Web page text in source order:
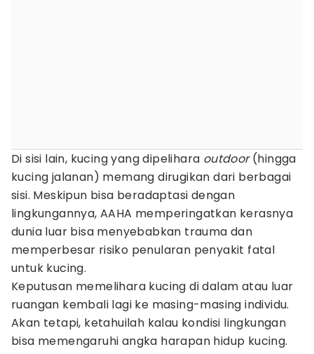
Di sisi lain, kucing yang dipelihara outdoor(hingga
kucing jalanan) memang dirugikan dari berbagai
sisi. Meskipun bisa beradaptasi dengan
lingkungannya, AAHA memperingatkan kerasnya
dunia luar bisa menyebabkan trauma dan
memperbesar risiko penularan penyakit fatal
untuk kucing.
Keputusan memelihara kucing di dalam atau luar
ruangan kembali lagi ke masing-masing individu.
Akan tetapi, ketahuilah kalau kondisi lingkungan
bisa memengaruhi angka harapan hidup kucing.